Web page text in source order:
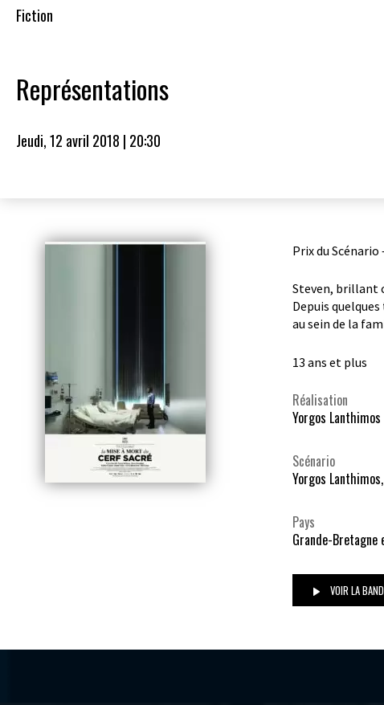
Fiction
Représentations
Jeudi, 12 avril 2018 | 20:30
Prix du Scénario
Steven, brillant
Depuis
au sein de la
13 ans et plus
Réalisation
Yorgos Lanthimos
Scénario
Yorgos
Pays
Grande-Bretagne
VOIR LA